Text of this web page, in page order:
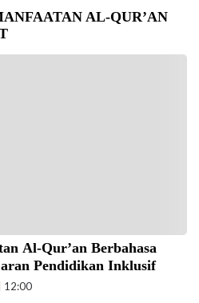
AL-QUR’AN
Al-Qur’an Isyarat gelombang satu
Al-Qur’an Berbahasa
Pendidikan Inklusif
12:00